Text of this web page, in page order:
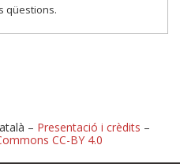
qüestions.
– Presentació i crèdits –
CC-BY 4.0